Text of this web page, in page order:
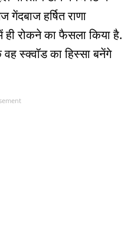
गेंदबाज हर्षित राणा
रोकने का फैसला किया है.
स्क्वॉड का हिस्सा बनेंगे